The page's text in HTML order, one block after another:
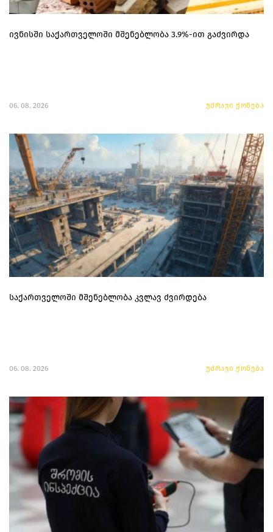
ივნისში საქართველოში მშენებლობა 3.9%-ით გაძვირდა
06. 08. 2026 უძრავი ქონება
საქართველოში მშენებლობა კვლავ ძვირდება
06. 08. 2026 უძრავი ქონება